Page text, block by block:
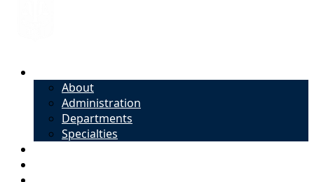
About
Administration
Departments
Specialties